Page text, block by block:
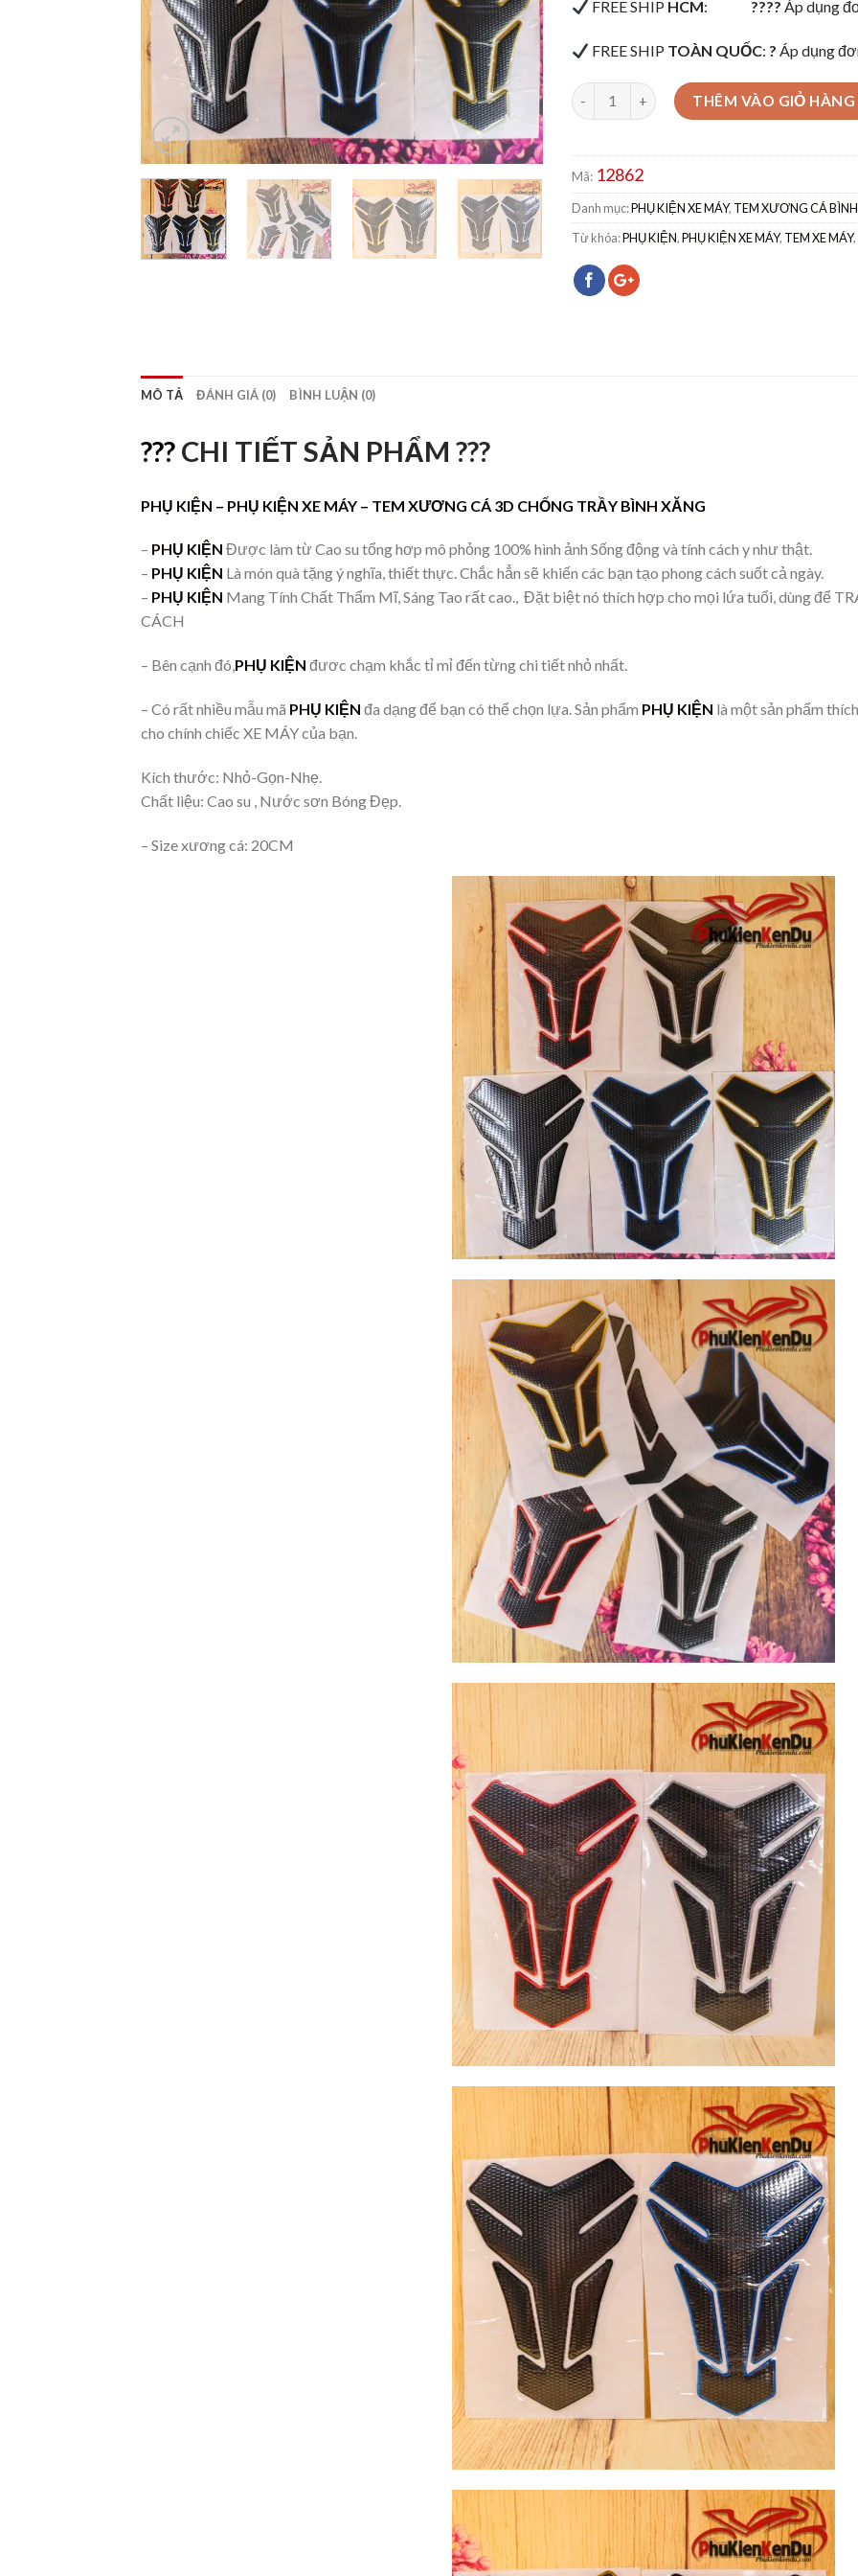
FREE SHIP HCM: ????Áp dụng
FREE SHIP TOÀN QUỐC: ?Áp dụng
THÊM VÀO GIỎ HÀNG
Mã: 12862
Danh mục:PHỤ KIỆN XE MÁY, TEM XƯƠNG CÁ
Từ khóa:PHỤ KIỆN,PHỤ KIỆN XE MÁY, TEM XE MÁY,
MÔ TẢ ĐÁNH GIÁ (0) BÌNH LUẬN (0)
??? CHI TIẾT SẢN PHẨM ???
PHỤ KIỆN – PHỤ KIỆN XE MÁY – TEM XƯƠNG CÁ 3D CHỐNG TRẦY BÌNH XĂNG
– PHỤ KIỆN Được làm từ Cao su tổng hơp mô phỏng 100% hình ảnh Sống động và tính cách y như thật.
– PHỤ KIỆN Là món quà tặng ý nghĩa, thiết thực. Chắc hẳn sẽ khiến các bạn tạo phong cách suốt cả ngày.
– PHỤ KIỆN Mang Tính Chất Thẩm Mĩ, Sáng Tao rất cao., Đặt biệt nó thích hợp cho mọi lứa tuổi, dùng để
CÁCH
– Bên cạnh đó,PHỤ KIỆN đươc chạm khắc tỉ mỉ đến từng chi tiết nhỏ nhất.
– Có rất nhiều mẫu mã PHỤ KIỆN đa dạng để bạn có thể chọn lựa. Sản phẩm PHỤ KIỆN là một sản phẩm
cho chính chiếc XE MÁY của bạn.
Kích thước: Nhỏ-Gọn-Nhẹ.
Chất liệu: Cao su , Nước sơn Bóng Đẹp.
– Size xương cá: 20CM